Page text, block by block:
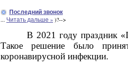
Последний звонок
... Читать дальше »)?-->
В 2021 году праздник
Такое решение было
коронавирусной инфекции.